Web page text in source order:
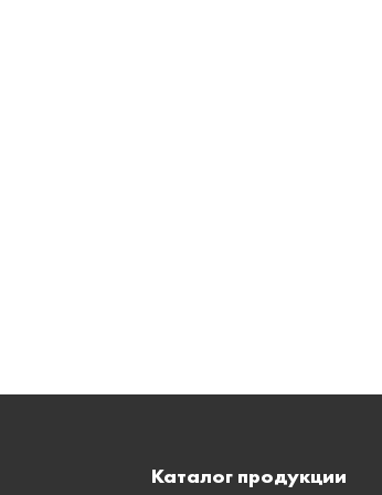
Каталог продукции